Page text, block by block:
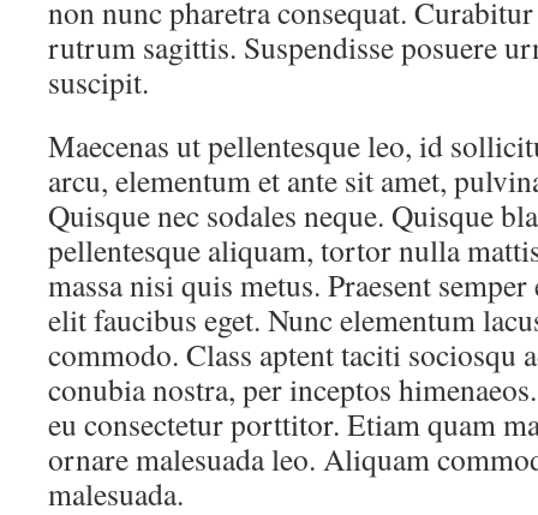
non nunc pharetra consequat.
rutrum sagittis. Suspendisse posuere
suscipit.
Maecenas ut pellentesque leo, id
arcu, elementum et ante sit amet,
Quisque nec sodales neque. Quisque
pellentesque aliquam, tortor nulla
massa nisi quis metus. Praesent
elit faucibus eget. Nunc elementum
commodo. Class aptent taciti sociosqu
conubia nostra, per inceptos
eu consectetur porttitor. Etiam quam
ornare malesuada leo. Aliquam
malesuada.